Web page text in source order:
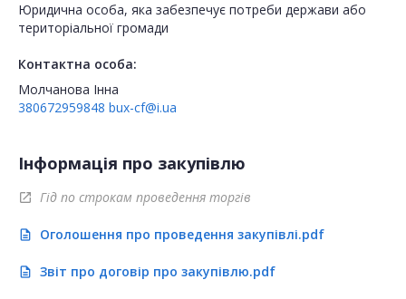
Юридична особа, яка забезпечує потреби держави або
територіальної громади
Контактна особа:
Молчанова Інна
380672959848 bux-cf@i.ua
Інформація про закупівлю
open_in_new Гід по строкам проведення торгів
description Оголошення про проведення закупівлі.pdf
description Звіт про договір про закупівлю.pdf